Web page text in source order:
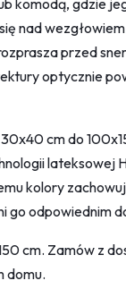
komodą, gdzie
nad
przed
optycznie
cm do
lateksowej
kolory
go odpowiednim
cm. Zamów z
domu.